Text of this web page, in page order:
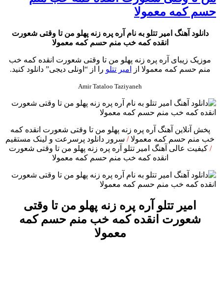
حسم کمه معمولا
دانلود آهنگ امیر تتلو به نام آره پره زنه پهلو من تا وقتی شعورت
انقده کمه خب منم حسم کمه معمولا
موزیک زیبای آره پره زنه پهلو من تا وقتی شعورت انقده کمه خب
منم حسم کمه معمولا از
امیر تتلو را از “اونلی دیجی” دانلود کنید.
Amir Tataloo Taziyaneh
پخش آنلاین آهنگ آره پره زنه پهلو من تا وقتی شعورت انقده کمه
خب منم حسم کمه معمولا/ سرور دانلود پرسرعت و لینک مستقیم
/ کیفیت عالی آهنگ امیر تتلو آره پره زنه پهلو من تا وقتی شعورت
انقده کمه خب منم حسم کمه معمولا
امیر تتلو آره پره زنه پهلو من تا وقتی
شعورت انقده کمه خب منم حسم کمه
معمولا